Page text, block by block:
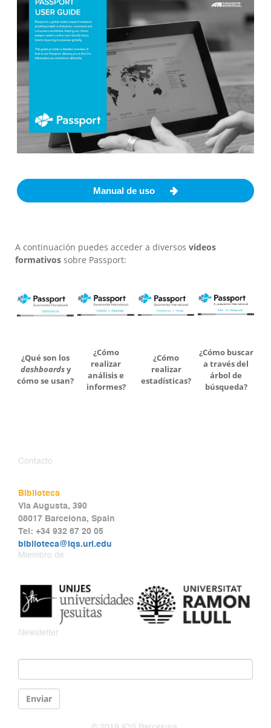
Manual de uso
A continuación puedes acceder a diversos videos
formativos sobre Passport:
¿Qué son los
dashboardsy
cómo se usan?
¿Cómo
realizar
análisis e
informes?
¿Cómo
realizar
estadísticas?
¿Cómo buscar
a través del
árbol de
búsqueda?
Contacto
Biblioteca
Via Augusta, 390
08017 Barcelona, Spain
Tel: +34 932 67 20 05
biblioteca@iqs.url.edu
Miembro de
Newsletter
Enviar